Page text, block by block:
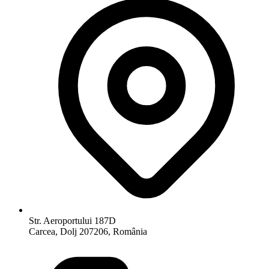
Str. Aeroportului 187D
Carcea, Dolj 207206, România